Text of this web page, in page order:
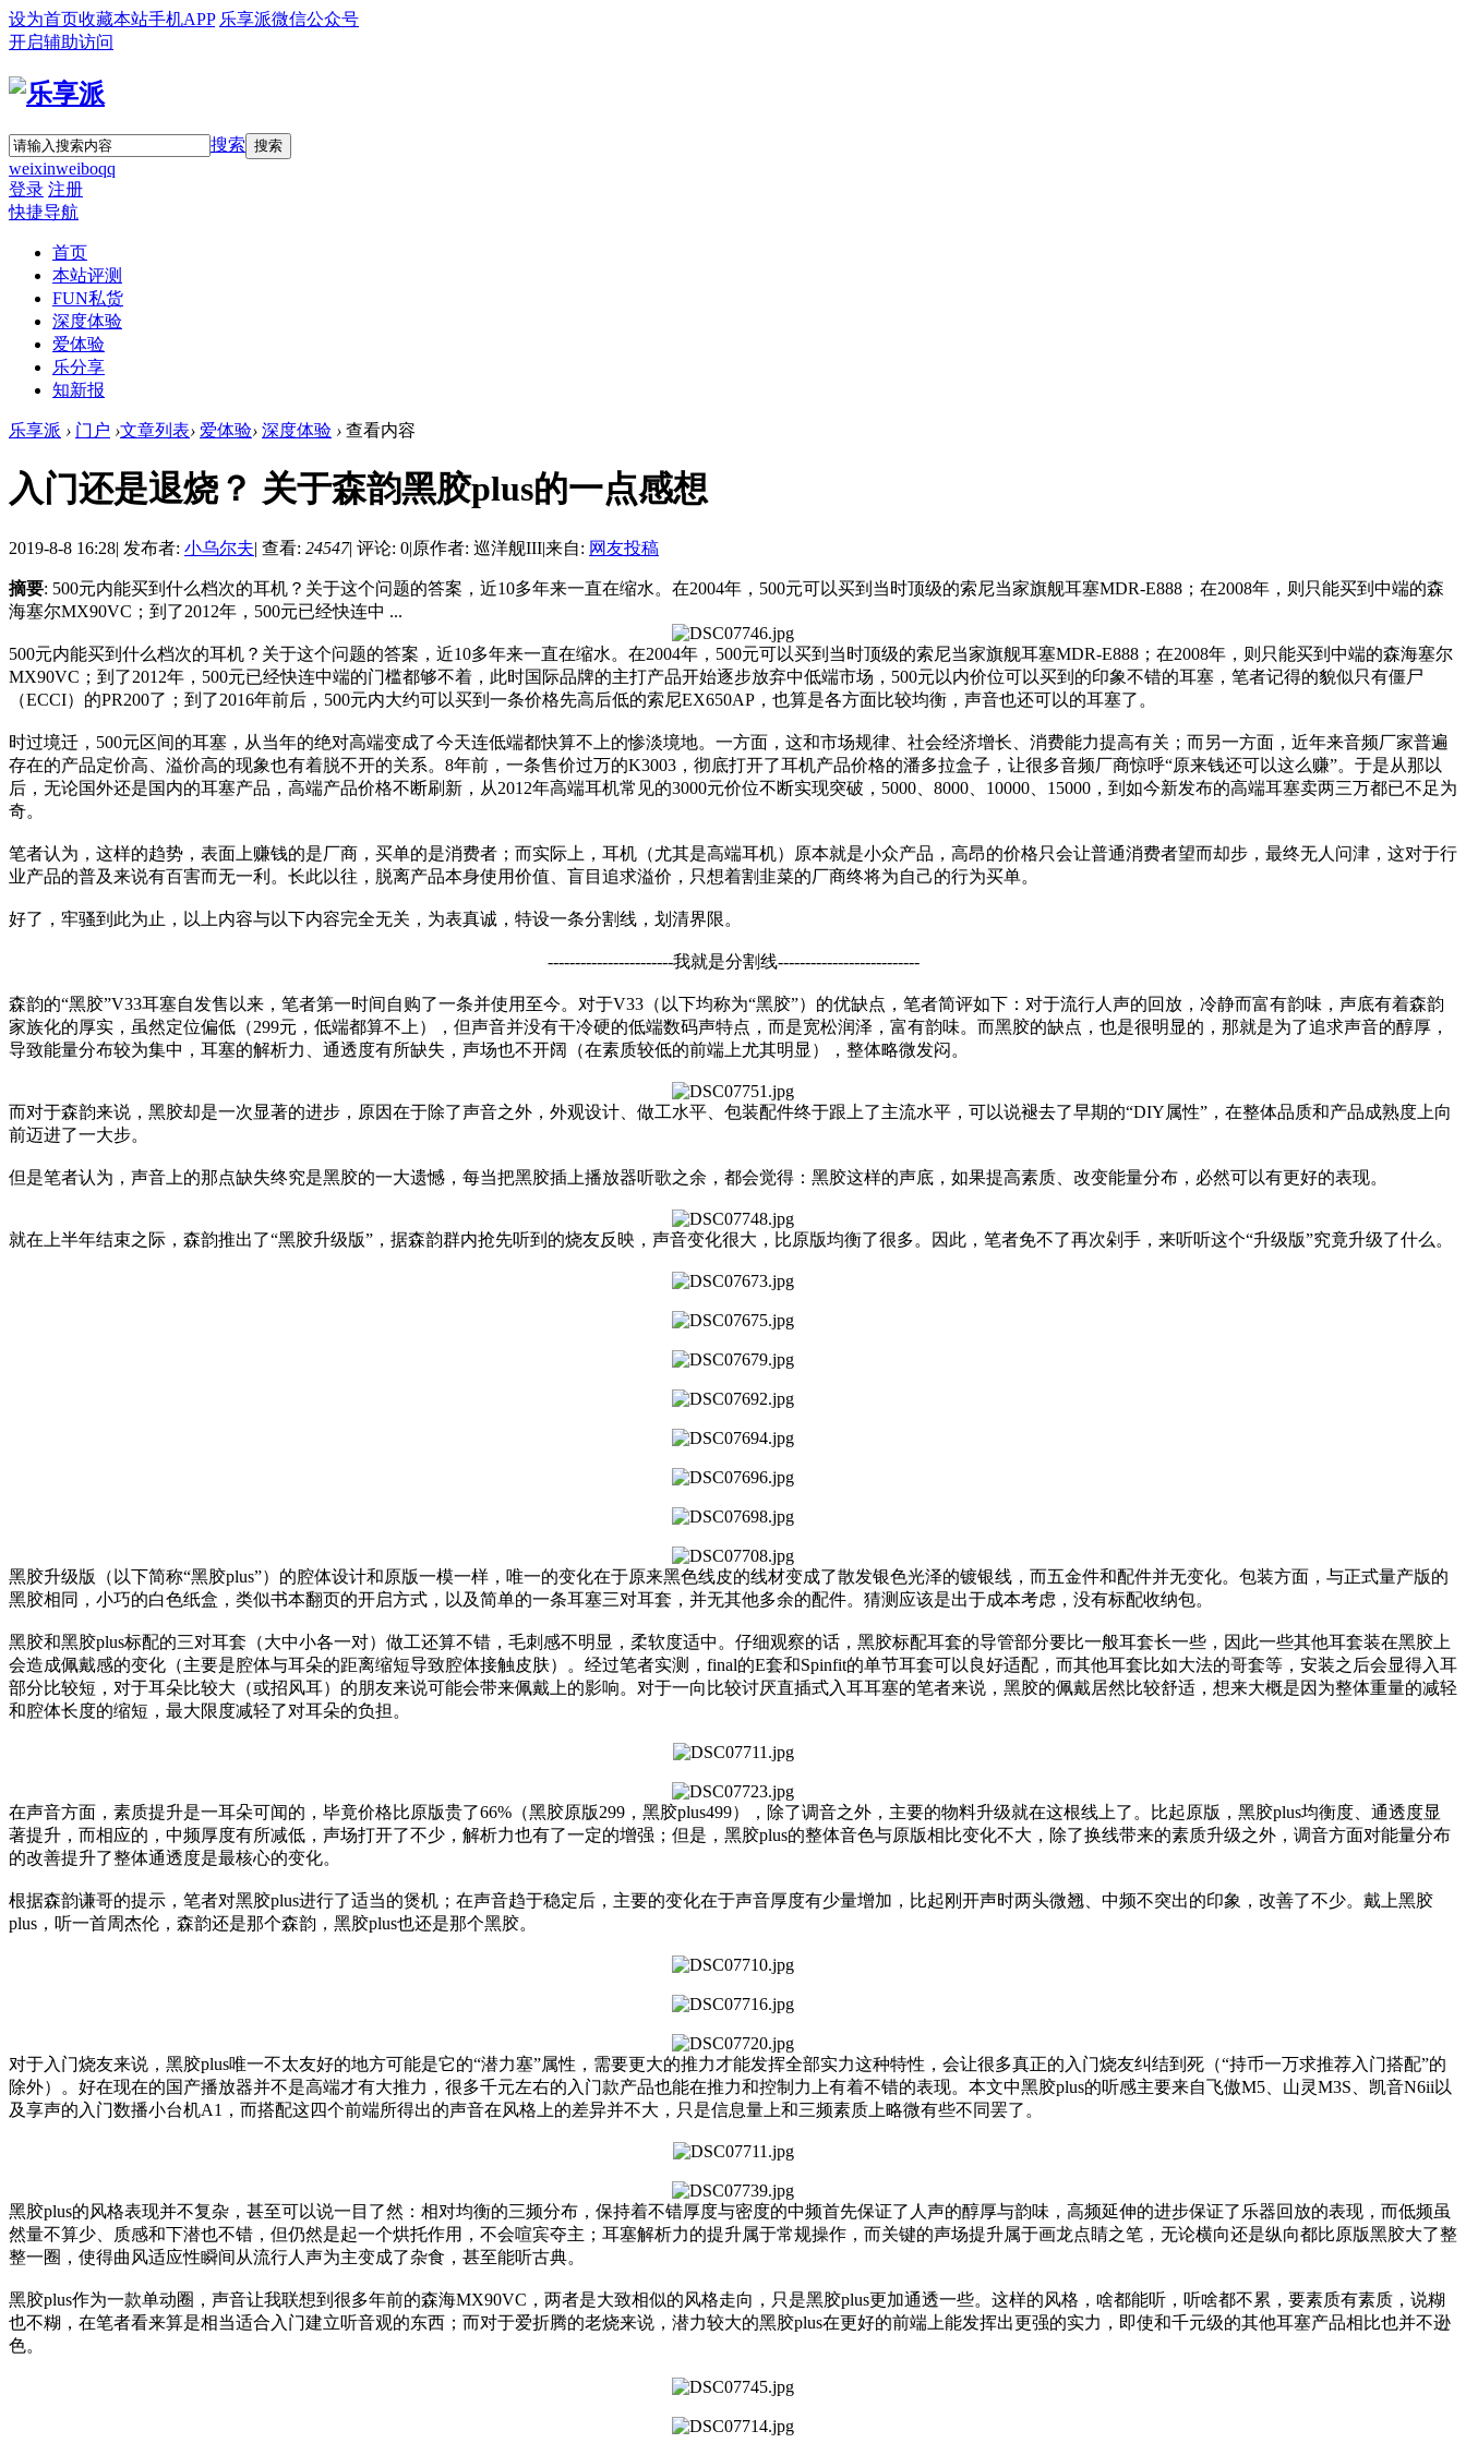
设为首页收藏本站手机APP 乐享派微信公众号
开启辅助访问
搜索 搜索
weixinweiboqq
登录 注册
快捷导航
首页
本站评测
FUN私货
深度体验
爱体验
乐分享
知新报
乐享派 › 门户 ›文章列表› 爱体验› 深度体验 › 查看内容
入门还是退烧？ 关于森韵黑胶plus的一点感想
2019-8-8 16:28| 发布者: 小乌尔夫| 查看: 24547| 评论: 0|原作者: 巡洋舰III|来自: 网友投稿
摘要: 500元内能买到什么档次的耳机？关于这个问题的答案，近10多年来一直在缩水。在2004年，500元可以买到当时顶级的索尼当家旗舰耳塞MDR-E888；在2008年，则只能买到中端的森
海塞尔MX90VC；到了2012年，500元已经快连中 ...
500元内能买到什么档次的耳机？关于这个问题的答案，近10多年来一直在缩水。在2004年，500元可以买到当时顶级的索尼当家旗舰耳塞MDR-E888；在2008年，则只能买到中端的森海塞尔
MX90VC；到了2012年，500元已经快连中端的门槛都够不着，此时国际品牌的主打产品开始逐步放弃中低端市场，500元以内价位可以买到的印象不错的耳塞，笔者记得的貌似只有僵尸
（ECCI）的PR200了；到了2016年前后，500元内大约可以买到一条价格先高后低的索尼EX650AP，也算是各方面比较均衡，声音也还可以的耳塞了。
时过境迁，500元区间的耳塞，从当年的绝对高端变成了今天连低端都快算不上的惨淡境地。一方面，这和市场规律、社会经济增长、消费能力提高有关；而另一方面，近年来音频厂家普遍
存在的产品定价高、溢价高的现象也有着脱不开的关系。8年前，一条售价过万的K3003，彻底打开了耳机产品价格的潘多拉盒子，让很多音频厂商惊呼“原来钱还可以这么赚”。于是从那以
后，无论国外还是国内的耳塞产品，高端产品价格不断刷新，从2012年高端耳机常见的3000元价位不断实现突破，5000、8000、10000、15000，到如今新发布的高端耳塞卖两三万都已不足为
奇。
笔者认为，这样的趋势，表面上赚钱的是厂商，买单的是消费者；而实际上，耳机（尤其是高端耳机）原本就是小众产品，高昂的价格只会让普通消费者望而却步，最终无人问津，这对于行
业产品的普及来说有百害而无一利。长此以往，脱离产品本身使用价值、盲目追求溢价，只想着割韭菜的厂商终将为自己的行为买单。
好了，牢骚到此为止，以上内容与以下内容完全无关，为表真诚，特设一条分割线，划清界限。
-----------------------我就是分割线--------------------------
森韵的“黑胶”V33耳塞自发售以来，笔者第一时间自购了一条并使用至今。对于V33（以下均称为“黑胶”）的优缺点，笔者简评如下：对于流行人声的回放，冷静而富有韵味，声底有着森韵
家族化的厚实，虽然定位偏低（299元，低端都算不上），但声音并没有干冷硬的低端数码声特点，而是宽松润泽，富有韵味。而黑胶的缺点，也是很明显的，那就是为了追求声音的醇厚，
导致能量分布较为集中，耳塞的解析力、通透度有所缺失，声场也不开阔（在素质较低的前端上尤其明显），整体略微发闷。
而对于森韵来说，黑胶却是一次显著的进步，原因在于除了声音之外，外观设计、做工水平、包装配件终于跟上了主流水平，可以说褪去了早期的“DIY属性”，在整体品质和产品成熟度上向
前迈进了一大步。
但是笔者认为，声音上的那点缺失终究是黑胶的一大遗憾，每当把黑胶插上播放器听歌之余，都会觉得：黑胶这样的声底，如果提高素质、改变能量分布，必然可以有更好的表现。
就在上半年结束之际，森韵推出了“黑胶升级版”，据森韵群内抢先听到的烧友反映，声音变化很大，比原版均衡了很多。因此，笔者免不了再次剁手，来听听这个“升级版”究竟升级了什么。
黑胶升级版（以下简称“黑胶plus”）的腔体设计和原版一模一样，唯一的变化在于原来黑色线皮的线材变成了散发银色光泽的镀银线，而五金件和配件并无变化。包装方面，与正式量产版的
黑胶相同，小巧的白色纸盒，类似书本翻页的开启方式，以及简单的一条耳塞三对耳套，并无其他多余的配件。猜测应该是出于成本考虑，没有标配收纳包。
黑胶和黑胶plus标配的三对耳套（大中小各一对）做工还算不错，毛刺感不明显，柔软度适中。仔细观察的话，黑胶标配耳套的导管部分要比一般耳套长一些，因此一些其他耳套装在黑胶上
会造成佩戴感的变化（主要是腔体与耳朵的距离缩短导致腔体接触皮肤）。经过笔者实测，final的E套和Spinfit的单节耳套可以良好适配，而其他耳套比如大法的哥套等，安装之后会显得入耳
部分比较短，对于耳朵比较大（或招风耳）的朋友来说可能会带来佩戴上的影响。对于一向比较讨厌直插式入耳耳塞的笔者来说，黑胶的佩戴居然比较舒适，想来大概是因为整体重量的减轻
和腔体长度的缩短，最大限度减轻了对耳朵的负担。
在声音方面，素质提升是一耳朵可闻的，毕竟价格比原版贵了66%（黑胶原版299，黑胶plus499），除了调音之外，主要的物料升级就在这根线上了。比起原版，黑胶plus均衡度、通透度显
著提升，而相应的，中频厚度有所减低，声场打开了不少，解析力也有了一定的增强；但是，黑胶plus的整体音色与原版相比变化不大，除了换线带来的素质升级之外，调音方面对能量分布
的改善提升了整体通透度是最核心的变化。
根据森韵谦哥的提示，笔者对黑胶plus进行了适当的煲机；在声音趋于稳定后，主要的变化在于声音厚度有少量增加，比起刚开声时两头微翘、中频不突出的印象，改善了不少。戴上黑胶
plus，听一首周杰伦，森韵还是那个森韵，黑胶plus也还是那个黑胶。
对于入门烧友来说，黑胶plus唯一不太友好的地方可能是它的“潜力塞”属性，需要更大的推力才能发挥全部实力这种特性，会让很多真正的入门烧友纠结到死（“持币一万求推荐入门搭配”的
除外）。好在现在的国产播放器并不是高端才有大推力，很多千元左右的入门款产品也能在推力和控制力上有着不错的表现。本文中黑胶plus的听感主要来自飞傲M5、山灵M3S、凯音N6ii以
及享声的入门数播小台机A1，而搭配这四个前端所得出的声音在风格上的差异并不大，只是信息量上和三频素质上略微有些不同罢了。
黑胶plus的风格表现并不复杂，甚至可以说一目了然：相对均衡的三频分布，保持着不错厚度与密度的中频首先保证了人声的醇厚与韵味，高频延伸的进步保证了乐器回放的表现，而低频虽
然量不算少、质感和下潜也不错，但仍然是起一个烘托作用，不会喧宾夺主；耳塞解析力的提升属于常规操作，而关键的声场提升属于画龙点睛之笔，无论横向还是纵向都比原版黑胶大了整
整一圈，使得曲风适应性瞬间从流行人声为主变成了杂食，甚至能听古典。
黑胶plus作为一款单动圈，声音让我联想到很多年前的森海MX90VC，两者是大致相似的风格走向，只是黑胶plus更加通透一些。这样的风格，啥都能听，听啥都不累，要素质有素质，说糊
也不糊，在笔者看来算是相当适合入门建立听音观的东西；而对于爱折腾的老烧来说，潜力较大的黑胶plus在更好的前端上能发挥出更强的实力，即使和千元级的其他耳塞产品相比也并不逊
色。